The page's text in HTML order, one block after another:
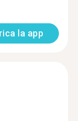
la app